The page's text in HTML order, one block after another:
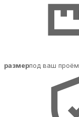
размерпод ваш проём